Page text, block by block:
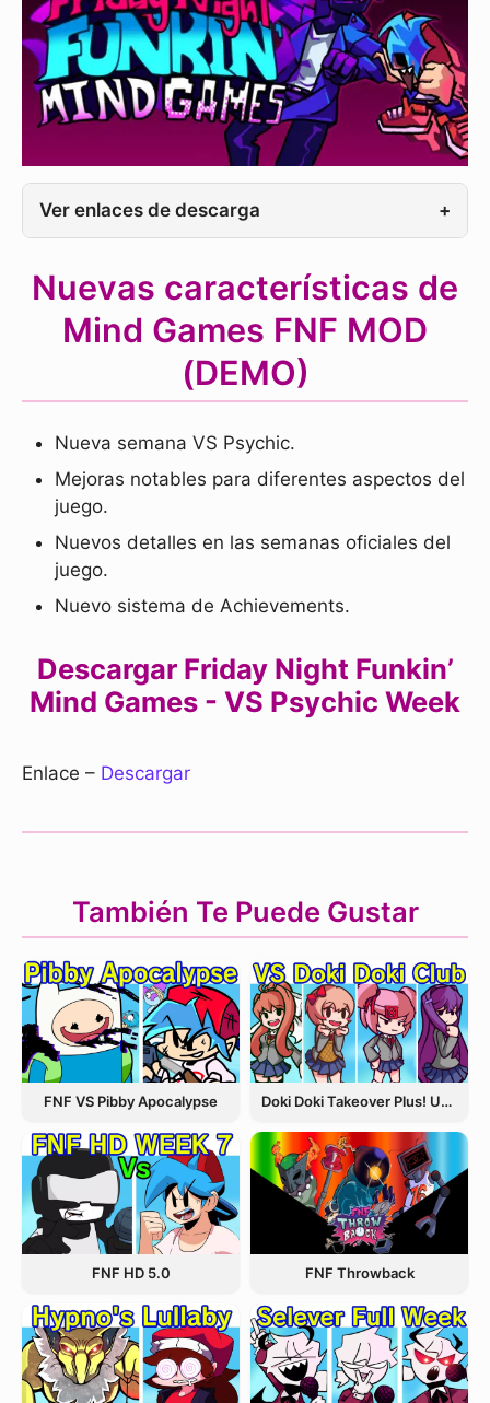
Ver enlaces de descarga +
Nuevas características de
Mind Games FNF MOD
(DEMO)
Nueva semana VS Psychic.
Mejoras notables para diferentes aspectos del
juego.
Nuevos detalles en las semanas oficiales del
juego.
Nuevo sistema de Achievements.
Descargar Friday Night Funkin’
Mind Games - VS Psychic Week
Enlace – Descargar
También Te Puede Gustar
FNF VS Pibby Apocalypse Doki Doki Takeover Plus! Update 3.5
FNF HD 5.0 FNF Throwback